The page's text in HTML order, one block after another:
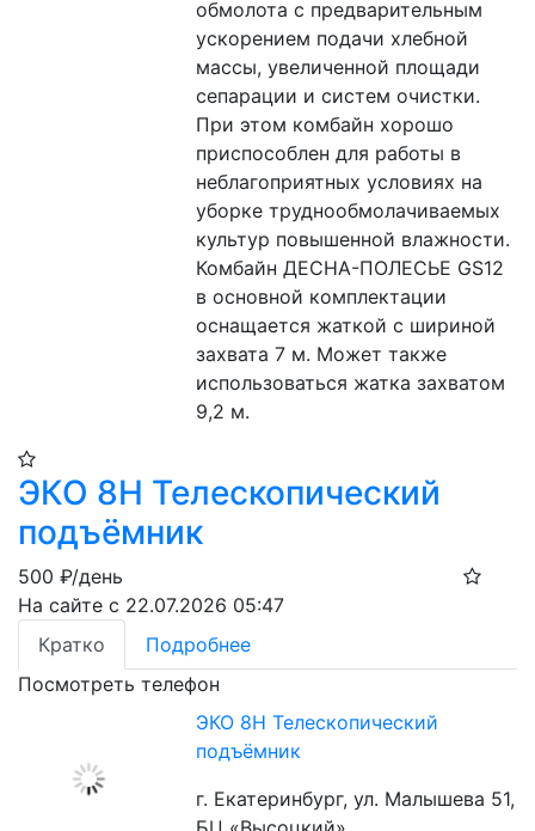
обмолота с предварительным
ускорением подачи хлебной
массы, увеличенной площади
сепарации и систем очистки.
При этом комбайн хорошо
приспособлен для работы в
неблагоприятных условиях на
уборке труднообмолачиваемых
культур повышенной влажности.
Комбайн ДЕСНА-ПОЛЕСЬЕ GS12
в основной комплектации
оснащается жаткой с шириной
захвата 7 м. Может также
использоваться жатка захватом
9,2 м.
ЭКО 8Н Телескопический
подъёмник
500 ₽/день
На сайте с 22.07.2026 05:47
Кратко
Подробнее
Посмотреть телефон
ЭКО 8Н Телескопический
подъёмник
г. Екатеринбург, ул. Малышева 51,